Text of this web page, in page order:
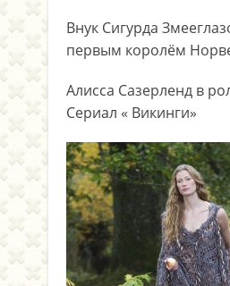
Внук Сигурда
первым королём
Алисса Сазерленд в
Сериал « Викинги»